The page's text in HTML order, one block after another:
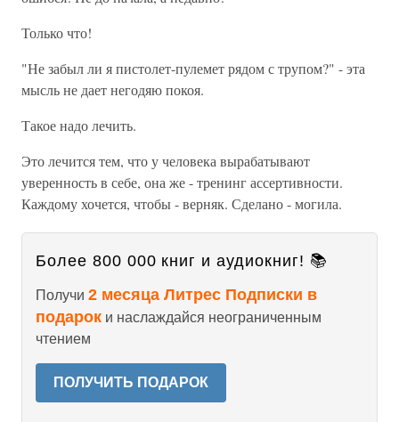
Только что!
"Не забыл ли я пистолет-пулемет рядом с трупом?" - эта
мысль не дает негодяю покоя.
Такое надо лечить.
Это лечится тем, что у человека вырабатывают
уверенность в себе, она же - тренинг ассертивности.
Каждому хочется, чтобы - верняк. Сделано - могила.
Более 800 000 книг и аудиокниг! 📚
Получи 2 месяца Литрес Подписки в
подарок и наслаждайся неограниченным
чтением
ПОЛУЧИТЬ ПОДАРОК